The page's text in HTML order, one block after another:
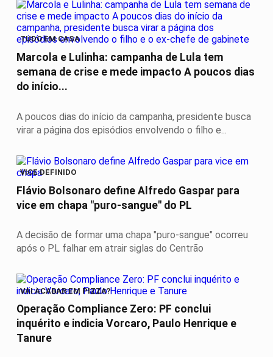
TUDO EM CASA
Marcola e Lulinha: campanha de Lula tem
semana de crise e mede impacto A poucos dias
do início...
A poucos dias do início da campanha, presidente busca
virar a página dos episódios envolvendo o filho e...
VICE DEFINIDO
Flávio Bolsonaro define Alfredo Gaspar para
vice em chapa "puro-sangue" do PL
A decisão de formar uma chapa "puro-sangue" ocorreu
após o PL falhar em atrair siglas do Centrão
VAI ACABAR EM PIZZA?
Operação Compliance Zero: PF conclui
inquérito e indicia Vorcaro, Paulo Henrique e
Tanure